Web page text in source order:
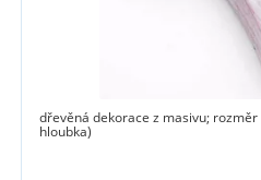
dřevěná dekorace z masivu;
hloubka)